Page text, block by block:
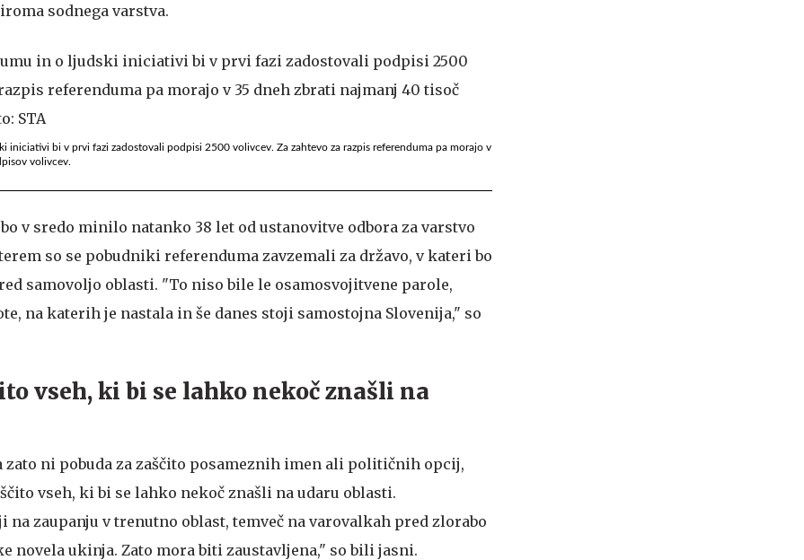
sodnega varstva.
iniciativi bi v prvi fazi zadostovali podpisi 2500 volivcev. Za zahtevo za razpis referenduma pa morajo v
volivcev.
v sredo minilo natanko 38 let od ustanovitve odbora za varstvo
so se pobudniki referenduma zavzemali za državo, v kateri bo
samovoljo oblasti. "To niso bile le osamosvojitvene parole,
na katerih je nastala in še danes stoji samostojna Slovenija," so
vseh, ki bi se lahko nekoč znašli na
zato ni pobuda za zaščito posameznih imen ali političnih opcij,
vseh, ki bi se lahko nekoč znašli na udaru oblasti.
na zaupanju v trenutno oblast, temveč na varovalkah pred zlorabo
novela ukinja. Zato mora biti zaustavljena," so bili jasni.